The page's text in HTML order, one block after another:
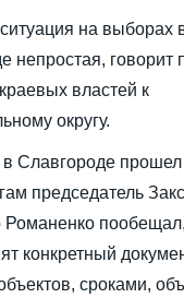
на выборах
непростая, говорит
властей к
округу.
в Славгороде прошел
председатель
Романенко
конкретный
сроками,